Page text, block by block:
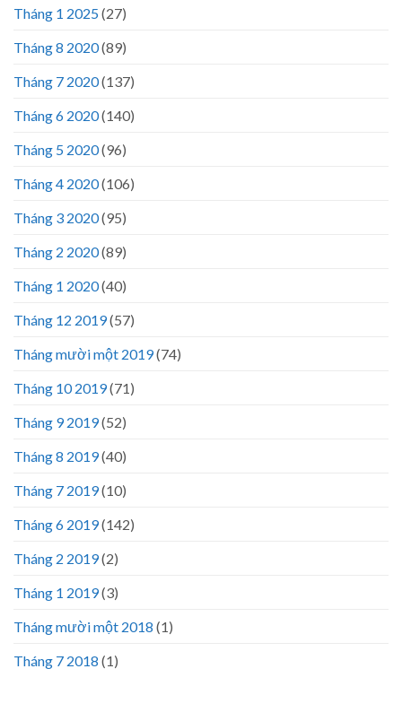
Tháng 1 2025(27)
Tháng 8 2020(89)
Tháng 7 2020(137)
Tháng 6 2020(140)
Tháng 5 2020(96)
Tháng 4 2020(106)
Tháng 3 2020(95)
Tháng 2 2020(89)
Tháng 1 2020(40)
Tháng 12 2019(57)
Tháng mười một 2019(74)
Tháng 10 2019(71)
Tháng 9 2019(52)
Tháng 8 2019(40)
Tháng 7 2019(10)
Tháng 6 2019(142)
Tháng 2 2019(2)
Tháng 1 2019(3)
Tháng mười một 2018 (1)
Tháng 7 2018 (1)